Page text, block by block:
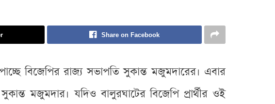
Share on Facebook
বিজেপির রাজ্য সভাপতি সুকান্ত মজুমদারের। এবার
মজুমদার। যদিও বালুরঘাটের বিজেপি প্রার্থীর ওই